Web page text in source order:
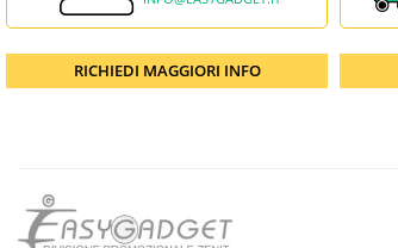
RICHIEDI MAGGIORI INFO